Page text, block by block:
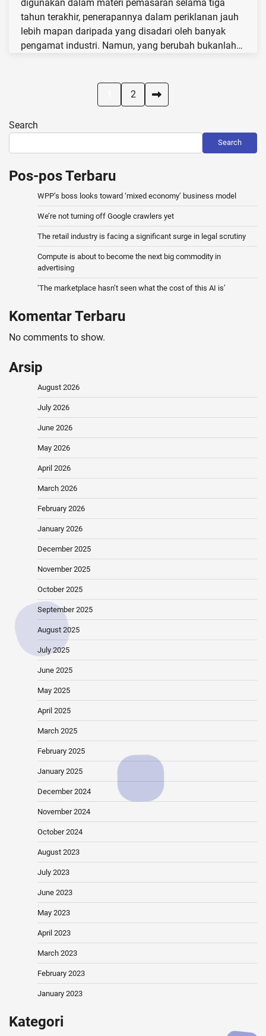
digunakan dalam materi pemasaran selama tiga
tahun terakhir, penerapannya dalam periklanan jauh
lebih mapan daripada yang disadari oleh banyak
pengamat industri. Namun, yang berubah bukanlah…
2
Search
Search
Pos-pos Terbaru
WPP’s boss looks toward ‘mixed economy’ business model
We’re not turning off Google crawlers yet
The retail industry is facing a significant surge in legal scrutiny
Compute is about to become the next big commodity in
advertising
‘The marketplace hasn’t seen what the cost of this AI is’
Komentar Terbaru
No comments to show.
Arsip
August 2026
July 2026
June 2026
May 2026
April 2026
March 2026
February 2026
January 2026
December 2025
November 2025
October 2025
September 2025
August 2025
July 2025
June 2025
May 2025
April 2025
March 2025
February 2025
January 2025
December 2024
November 2024
October 2024
August 2023
July 2023
June 2023
May 2023
April 2023
March 2023
February 2023
January 2023
Kategori